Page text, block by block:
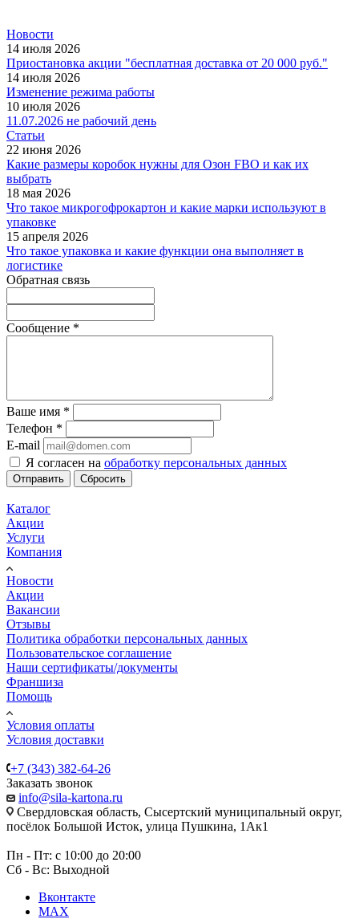
Новости
14 июля 2026
Приостановка акции "бесплатная доставка от 20 000 руб."
14 июля 2026
Изменение режима работы
10 июля 2026
11.07.2026 не рабочий день
Статьи
22 июня 2026
Какие размеры коробок нужны для Озон FBO и как их
выбрать
18 мая 2026
Что такое микрогофрокартон и какие марки используют в
упаковке
15 апреля 2026
Что такое упаковка и какие функции она выполняет в
логистике
Обратная связь
Сообщение *
Ваше имя *
Телефон *
E-mail
Я согласен на обработку персональных данных
Отправить Сбросить
Каталог
Акции
Услуги
Компания
Новости
Акции
Вакансии
Отзывы
Политика обработки персональных данных
Пользовательское соглашение
Наши сертификаты/документы
Франшиза
Помощь
Условия оплаты
Условия доставки
+7 (343) 382-64-26
Заказать звонок
info@sila-kartona.ru
Свердловская область, Сысертский муниципальный округ,
посёлок Большой Исток, улица Пушкина, 1Ак1
Пн - Пт: с 10:00 до 20:00
Сб - Вс: Выходной
Вконтакте
MAX